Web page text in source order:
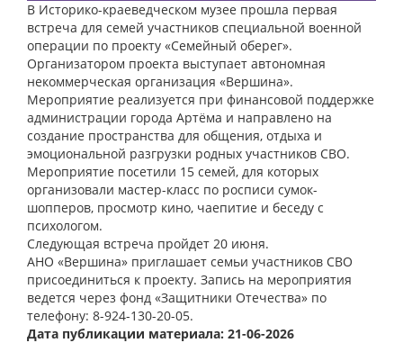
В Историко-краеведческом музее прошла первая
встреча для семей участников специальной военной
операции по проекту «Семейный оберег».
Организатором проекта выступает автономная
некоммерческая организация «Вершина».
Мероприятие реализуется при финансовой поддержке
администрации города Артёма и направлено на
создание пространства для общения, отдыха и
эмоциональной разгрузки родных участников СВО.
Мероприятие посетили 15 семей, для которых
организовали мастер-класс по росписи сумок-
шопперов, просмотр кино, чаепитие и беседу с
психологом.
Следующая встреча пройдет 20 июня.
АНО «Вершина» приглашает семьи участников СВО
присоединиться к проекту. Запись на мероприятия
ведется через фонд «Защитники Отечества» по
телефону: 8-924-130-20-05.
Дата публикации материала: 21-06-2026